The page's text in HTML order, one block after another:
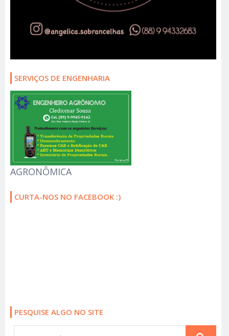
SERVIÇOS DE ENGENHARIA
AGRONÔMICA
CURTA-NOS NO FACEBOOK :)
PESQUISE ALGO NO SITE